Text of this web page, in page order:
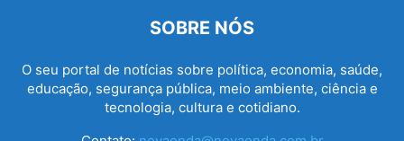
SOBRE NÓS
O seu portal de notícias sobre política, economia, saúde,
educação, segurança pública, meio ambiente, ciência e
tecnologia, cultura e cotidiano.